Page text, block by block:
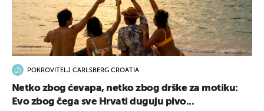
POKROVITELJ CARLSBERG CROATIA
Netko zbog ćevapa, netko zbog drške za motiku:
Evo zbog čega sve Hrvati duguju pivo...